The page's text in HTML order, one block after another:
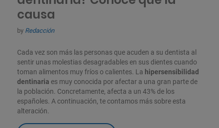
causa
by Redacción
Cada vez son más las personas que acuden a su dentista al
sentir unas molestias desagradables en sus dientes cuando
toman alimentos muy fríos o calientes. La hipersensibilidad
dentinaria es muy conocida por afectar a una gran parte de
la población. Concretamente, afecta a un 43% de los
españoles. A continuación, te contamos más sobre esta
alteración.